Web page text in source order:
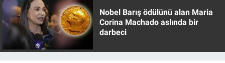
Nobel Barış ödülünü alan Maria
Corina Machado aslında bir
darbeci